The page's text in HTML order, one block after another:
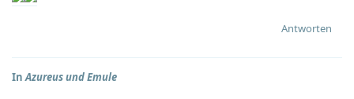
Antworten
InAzureus und Emule